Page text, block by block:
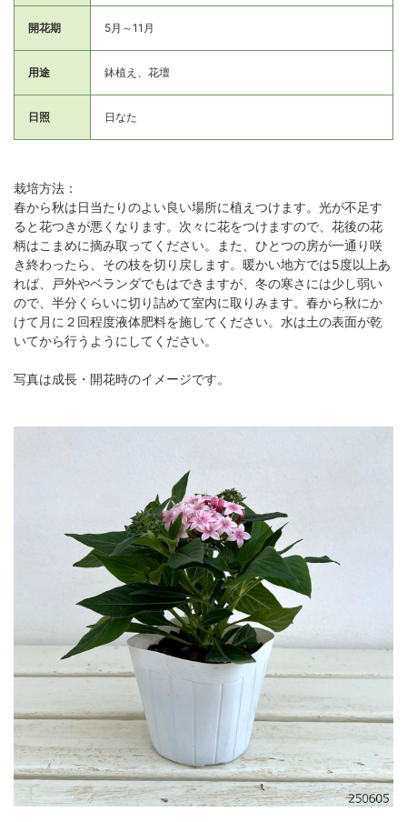
開花期 5月～11月
用途 鉢植え、花壇
日照 日なた
栽培方法：
春から秋は日当たりのよい良い場所に植えつけます。光が不足す
ると花つきが悪くなります。次々に花をつけますので、花後の花
柄はこまめに摘み取ってください。また、ひとつの房が一通り咲
き終わったら、その枝を切り戻します。暖かい地方では5度以上あ
れば、戸外やベランダでもはできますが、冬の寒さには少し弱い
ので、半分くらいに切り詰めて室内に取りみます。春から秋にか
けて月に２回程度液体肥料を施してください。水は土の表面が乾
いてから行うようにしてください。
写真は成長・開花時のイメージです。